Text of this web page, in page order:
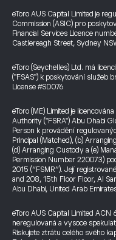
eToro AUS Capital Limited je
Commission (ASIC) pro
Financial Services Licence
Castlereagh Street, Sydney
eToro (Seychelles) Ltd. má
("FSAS") k poskytování služeb
License #SD076
eToro (ME) Limited je
Authority ("FSRA") Abu Dhabi
Person k provádění
Principal (Matched), (b)
(d) Arranging Custody a (e)
Permission Number 220073)
2015 (“FSMR”). Její
and 208, 15th Floor Floor, Al
Abu Dhabi, United Arab
eToro AUS Capital Limited
neregulovaná a vysoce
Riskujete ztrátu celého svého